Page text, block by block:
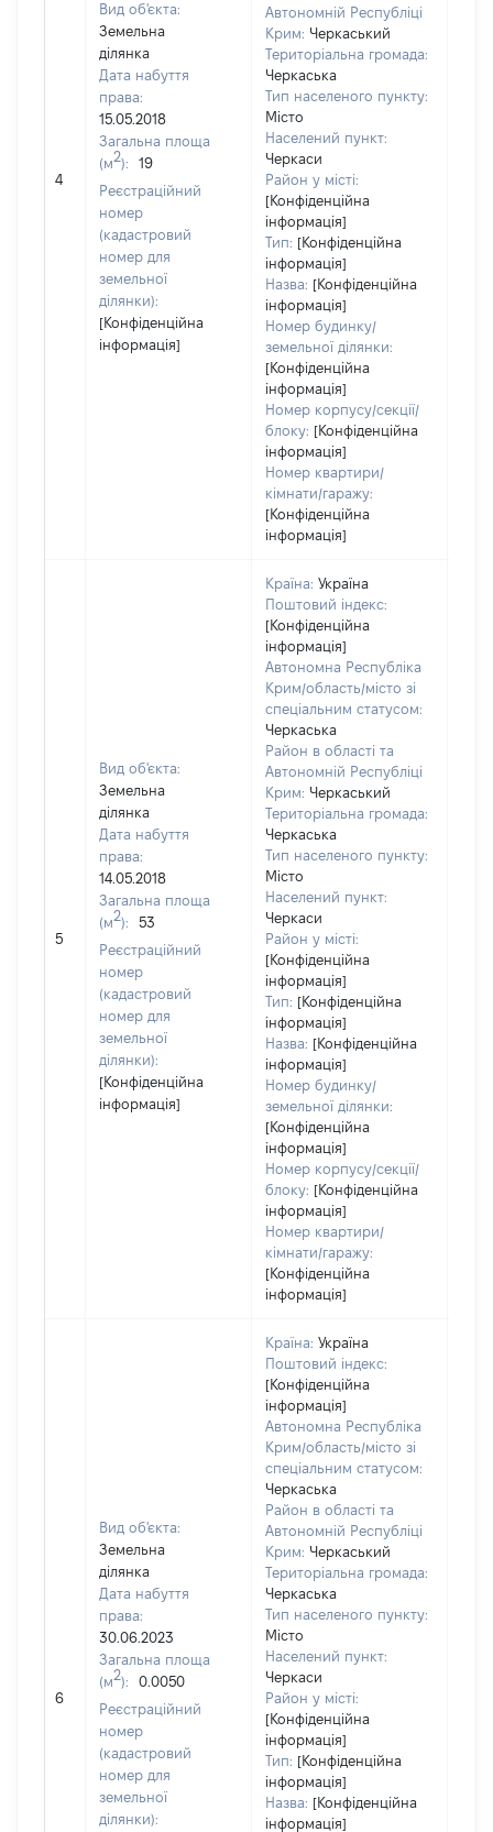
4
Вид об'єкта:
Земельна
ділянка
Дата набуття
права:
15.05.2018
Загальна площа
(м2):
19
Реєстраційний
номер
(кадастровий
номер для
земельної
ділянки):
[Конфіденційна
інформація]
Автономній Республіці
Крим: Черкаський
Територіальна громада:
Черкаська
Тип населеного пункту:
Місто
Населений пункт:
Черкаси
Район у місті:
[Конфіденційна
інформація]
Тип: [Конфіденційна
інформація]
Назва: [Конфіденційна
інформація]
Номер будинку/
земельної ділянки:
[Конфіденційна
інформація]
Номер корпусу/секції/
блоку: [Конфіденційна
інформація]
Номер квартири/
кімнати/гаражу:
[Конфіденційна
інформація]
5
Вид об'єкта:
Земельна
ділянка
Дата набуття
права:
14.05.2018
Загальна площа
(м2):
53
Реєстраційний
номер
(кадастровий
номер для
земельної
ділянки):
[Конфіденційна
інформація]
Країна: Україна
Поштовий індекс:
[Конфіденційна
інформація]
Автономна Республіка
Крим/область/місто зі
спеціальним статусом:
Черкаська
Район в області та
Автономній Республіці
Крим: Черкаський
Територіальна громада:
Черкаська
Тип населеного пункту:
Місто
Населений пункт:
Черкаси
Район у місті:
[Конфіденційна
інформація]
Тип: [Конфіденційна
інформація]
Назва: [Конфіденційна
інформація]
Номер будинку/
земельної ділянки:
[Конфіденційна
інформація]
Номер корпусу/секції/
блоку: [Конфіденційна
інформація]
Номер квартири/
кімнати/гаражу:
[Конфіденційна
інформація]
6
Вид об'єкта:
Земельна
ділянка
Дата набуття
права:
30.06.2023
Загальна площа
(м2):
0.0050
Реєстраційний
номер
(кадастровий
номер для
земельної
ділянки):
Країна: Україна
Поштовий індекс:
[Конфіденційна
інформація]
Автономна Республіка
Крим/область/місто зі
спеціальним статусом:
Черкаська
Район в області та
Автономній Республіці
Крим: Черкаський
Територіальна громада:
Черкаська
Тип населеного пункту:
Місто
Населений пункт:
Черкаси
Район у місті:
[Конфіденційна
інформація]
Тип: [Конфіденційна
інформація]
Назва: [Конфіденційна
інформація]